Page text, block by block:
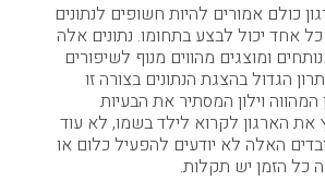
כולם אמורים להיות חשופים לנתונים
אחד יכול לבצע בתחומו. נתונים אלה
ומוצגים מהווים מנוף לשיפורים
הגדול בהצגת הנתונים בצורה זו
וילון המסתיר את הבעיות
את הארגון לקרוא לילד בשמו, לא עוד
האלה לא יודעים להפעיל כלום או
כל הזמן יש תקלות.